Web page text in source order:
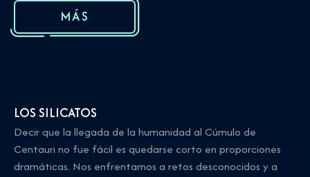
MÁS
LOS SILICATOS
Decir que la llegada de la humanidad al Cúmulo de
Centauri no fue fácil es quedarse corto en proporciones
dramáticas. Nos enfrentamos a retos desconocidos y a